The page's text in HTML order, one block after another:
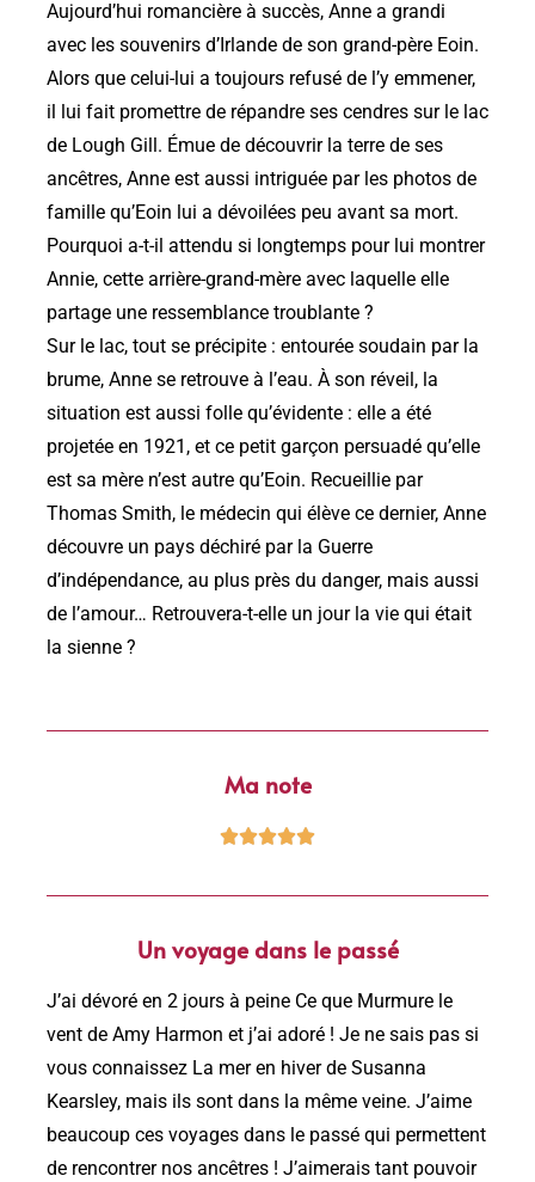
Aujourd’hui romancière à succès, Anne a grandi
avec les souvenirs d’Irlande de son grand-père Eoin.
Alors que celui-lui a toujours refusé de l’y emmener,
il lui fait promettre de répandre ses cendres sur le lac
de Lough Gill. Émue de découvrir la terre de ses
ancêtres, Anne est aussi intriguée par les photos de
famille qu’Eoin lui a dévoilées peu avant sa mort.
Pourquoi a-t-il attendu si longtemps pour lui montrer
Annie, cette arrière-grand-mère avec laquelle elle
partage une ressemblance troublante ?
Sur le lac, tout se précipite : entourée soudain par la
brume, Anne se retrouve à l’eau. À son réveil, la
situation est aussi folle qu’évidente : elle a été
projetée en 1921, et ce petit garçon persuadé qu’elle
est sa mère n’est autre qu’Eoin. Recueillie par
Thomas Smith, le médecin qui élève ce dernier, Anne
découvre un pays déchiré par la Guerre
d’indépendance, au plus près du danger, mais aussi
de l’amour… Retrouvera-t-elle un jour la vie qui était
la sienne ?
Ma note

Un voyage dans le passé
J’ai dévoré en 2 jours à peine Ce que Murmure le
vent de Amy Harmon et j’ai adoré ! Je ne sais pas si
vous connaissez La mer en hiver de Susanna
Kearsley, mais ils sont dans la même veine. J’aime
beaucoup ces voyages dans le passé qui permettent
de rencontrer nos ancêtres ! J’aimerais tant pouvoir